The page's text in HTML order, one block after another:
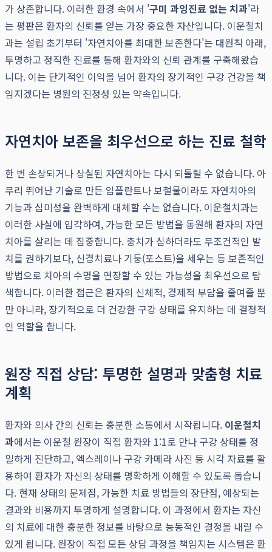
가 상존합니다. 이러한 환경 속에서 '구미 과잉진료 없는 치과'라
는 평판은 환자의 신뢰를 얻는 가장 중요한 자산입니다. 이운철치
과는 설립 초기부터 '자연치아를 최대한 보존한다'는 대원칙 아래,
투명하고 정직한 진료를 통해 환자와의 신뢰 관계를 구축해왔습
니다. 이는 단기적인 이익을 넘어 환자의 장기적인 구강 건강을 책
임지겠다는 병원의 진정성 있는 약속입니다.
자연치아 보존을 최우선으로 하는 진료 철학
한 번 손상되거나 상실된 자연치아는 다시 되돌릴 수 없습니다. 아
무리 뛰어난 기술로 만든 임플란트나 보철물이라도 자연치아의
기능과 심미성을 완벽하게 대체할 수는 없습니다. 이운철치과는
이러한 사실에 입각하여, 가능한 모든 방법을 동원해 환자의 자연
치아를 살리는 데 집중합니다. 충치가 심하더라도 무조건적인 발
치를 권하기보다, 신경치료나 기둥(포스트)을 세우는 등 보존적인
방법으로 치아의 수명을 연장할 수 있는 가능성을 최우선으로 탐
색합니다. 이러한 접근은 환자의 신체적, 경제적 부담을 줄여줄 뿐
만 아니라, 장기적으로 더 건강한 구강 상태를 유지하는 데 결정적
인 역할을 합니다.
원장 직접 상담: 투명한 설명과 맞춤형 치료
계획
환자와 의사 간의 신뢰는 충분한 소통에서 시작됩니다. 이운철치
과에서는 이운철 원장이 직접 환자와 1:1로 만나 구강 상태를 정
밀하게 진단하고, 엑스레이나 구강 카메라 사진 등 시각 자료를 활
용하여 환자가 자신의 상태를 명확하게 이해할 수 있도록 돕습니
다. 현재 상태의 문제점, 가능한 치료 방법들의 장단점, 예상되는
결과와 비용까지 투명하게 설명합니다. 이 과정에서 환자는 자신
의 치료에 대한 충분한 정보를 바탕으로 능동적인 결정을 내릴 수
있게 됩니다. 원장이 직접 모든 상담 과정을 책임지는 시스템은 환